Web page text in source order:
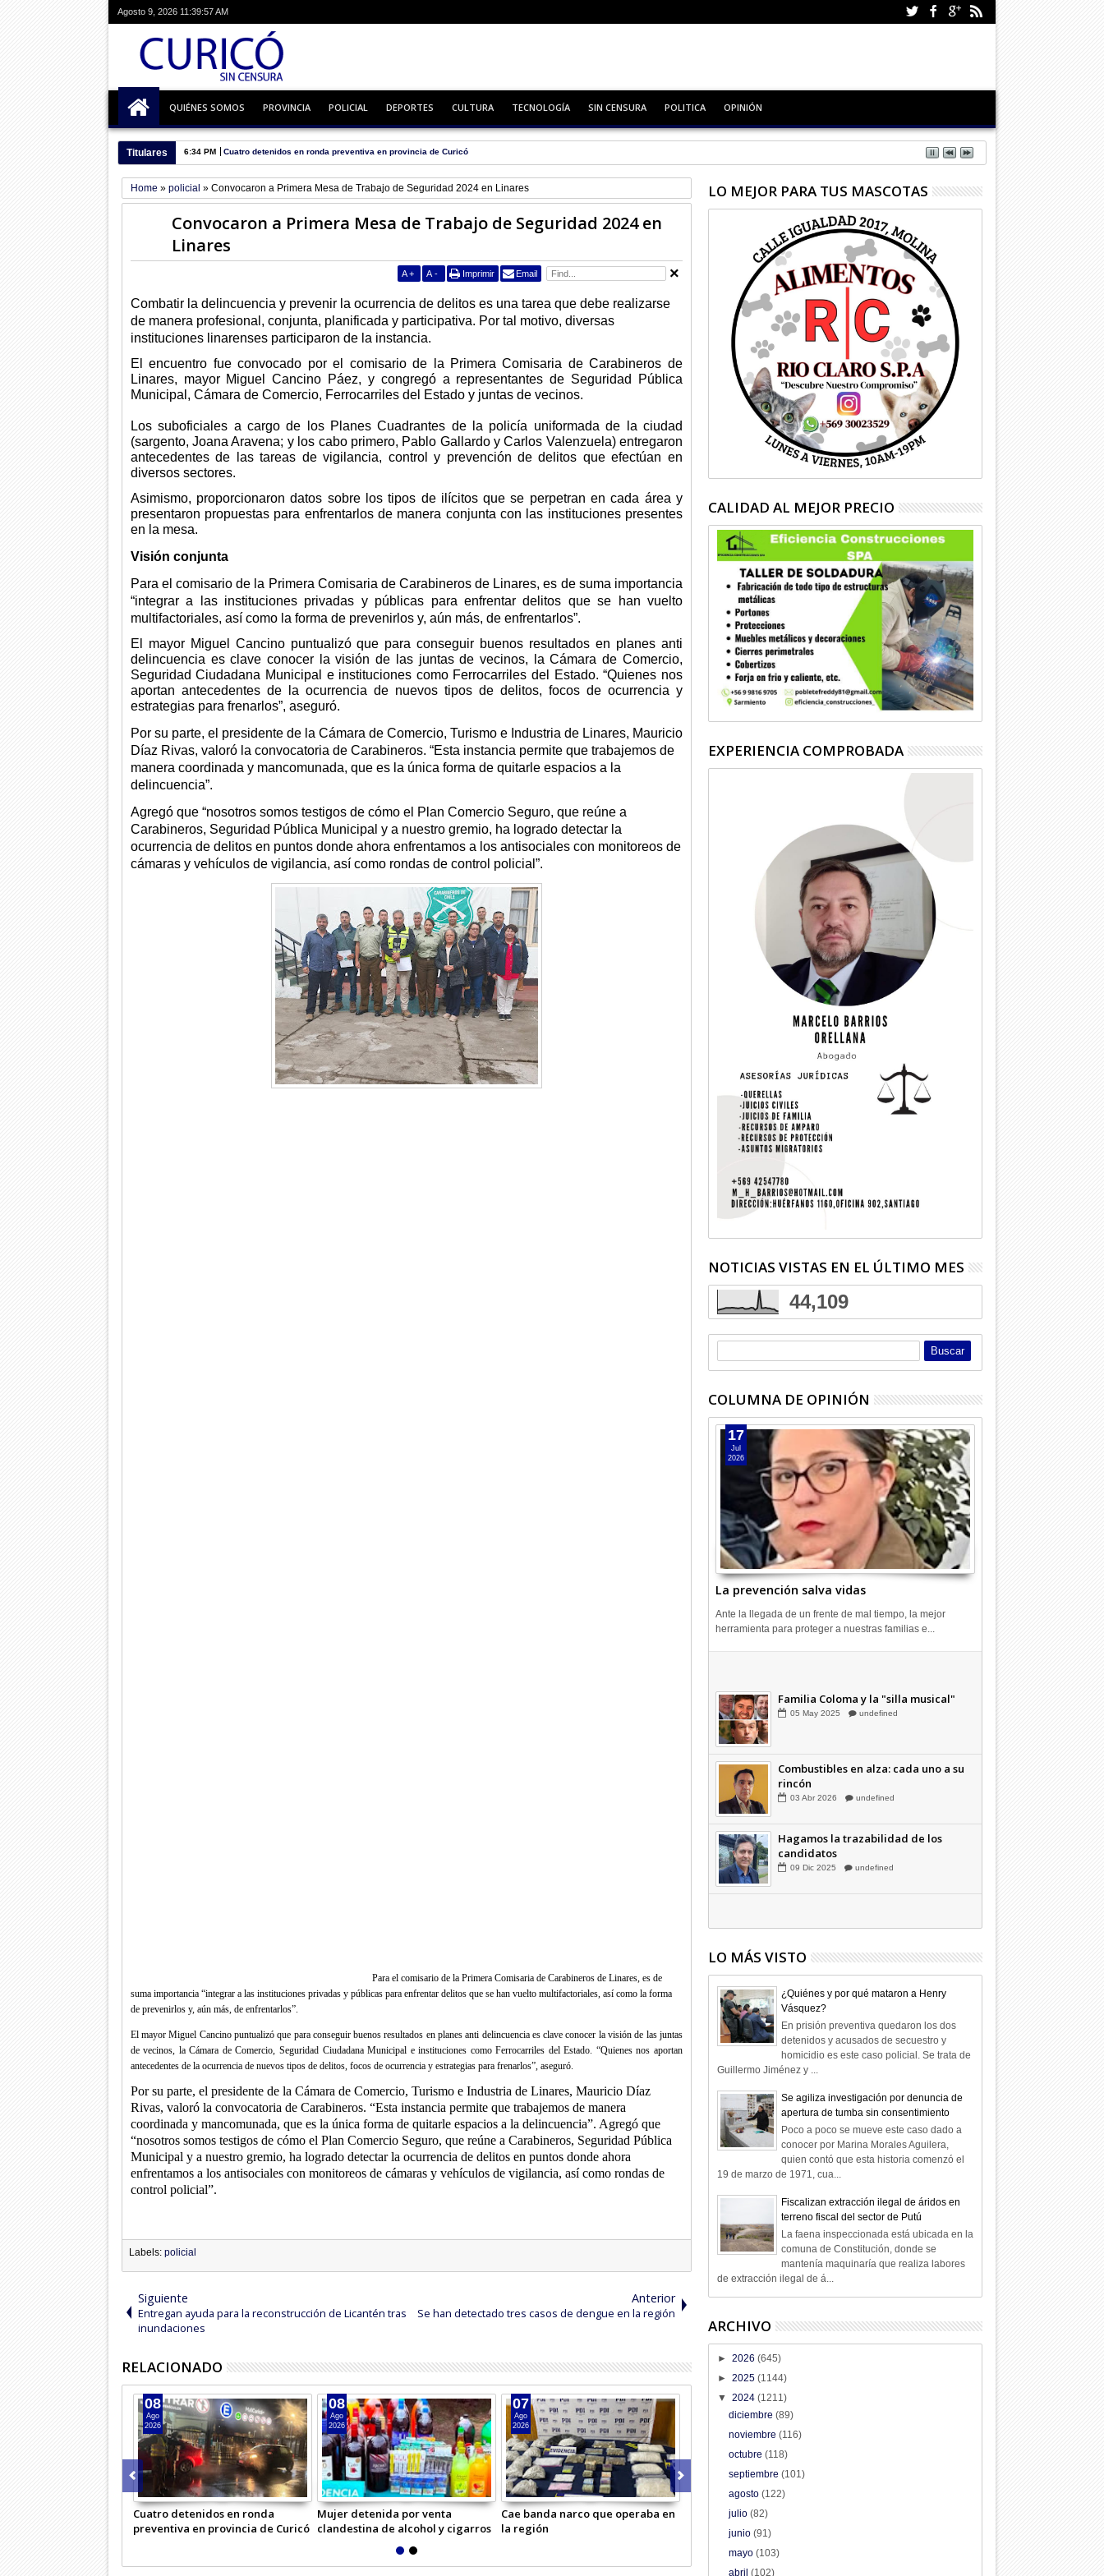
Agosto 9, 2026 11:39:58 AM
QUIÉNES SOMOS PROVINCIA POLICIAL DEPORTES CULTURA TECNOLOGÍA SIN CENSURA POLITICA OPINIÓN
Titulares 6:34 PM Cuatro detenidos en ronda preventiva en provincia de Curicó
Home » policial » Convocaron a Primera Mesa de Trabajo de Seguridad 2024 en Linares
Convocaron a Primera Mesa de Trabajo de Seguridad 2024 en
Linares
A + A - Imprimir Email
Combatir la delincuencia y prevenir la ocurrencia de delitos es una tarea que debe realizarse
de manera profesional, conjunta, planificada y participativa. Por tal motivo, diversas
instituciones linarenses participaron de la instancia.
El encuentro fue convocado por el comisario de la Primera Comisaria de Carabineros de
Linares, mayor Miguel Cancino Páez, y congregó a representantes de Seguridad Pública
Municipal, Cámara de Comercio, Ferrocarriles del Estado y juntas de vecinos.
Los suboficiales a cargo de los Planes Cuadrantes de la policía uniformada de la ciudad
(sargento, Joana Aravena; y los cabo primero, Pablo Gallardo y Carlos Valenzuela) entregaron
antecedentes de las tareas de vigilancia, control y prevención de delitos que efectúan en
diversos sectores.
Asimismo, proporcionaron datos sobre los tipos de ilícitos que se perpetran en cada área y
presentaron propuestas para enfrentarlos de manera conjunta con las instituciones presentes
en la mesa.
Visión conjunta
Para el comisario de la Primera Comisaria de Carabineros de Linares, es de suma importancia
“integrar a las instituciones privadas y públicas para enfrentar delitos que se han vuelto
multifactoriales, así como la forma de prevenirlos y, aún más, de enfrentarlos”.
El mayor Miguel Cancino puntualizó que para conseguir buenos resultados en planes anti
delincuencia es clave conocer la visión de las juntas de vecinos, la Cámara de Comercio,
Seguridad Ciudadana Municipal e instituciones como Ferrocarriles del Estado. “Quienes nos
aportan antecedentes de la ocurrencia de nuevos tipos de delitos, focos de ocurrencia y
estrategias para frenarlos”, aseguró.
Por su parte, el presidente de la Cámara de Comercio, Turismo e Industria de Linares, Mauricio
Díaz Rivas, valoró la convocatoria de Carabineros. “Esta instancia permite que trabajemos de
manera coordinada y mancomunada, que es la única forma de quitarle espacios a la
delincuencia”.
Agregó que “nosotros somos testigos de cómo el Plan Comercio Seguro, que reúne a
Carabineros, Seguridad Pública Municipal y a nuestro gremio, ha logrado detectar la
ocurrencia de delitos en puntos donde ahora enfrentamos a los antisociales con monitoreos de
cámaras y vehículos de vigilancia, así como rondas de control policial”.
Para el comisario de la Primera Comisaria de Carabineros de Linares, es de
suma importancia “integrar a las instituciones privadas y públicas para enfrentar delitos que se han vuelto multifactoriales, así como la forma
de prevenirlos y, aún más, de enfrentarlos”.
El mayor Miguel Cancino puntualizó que para conseguir buenos resultados en planes anti delincuencia es clave conocer la visión de las juntas
de vecinos, la Cámara de Comercio, Seguridad Ciudadana Municipal e instituciones como Ferrocarriles del Estado. “Quienes nos aportan
antecedentes de la ocurrencia de nuevos tipos de delitos, focos de ocurrencia y estrategias para frenarlos”, aseguró.
Por su parte, el presidente de la Cámara de Comercio, Turismo e Industria de Linares, Mauricio Díaz
Rivas, valoró la convocatoria de Carabineros. “Esta instancia permite que trabajemos de manera
coordinada y mancomunada, que es la única forma de quitarle espacios a la delincuencia”. Agregó que
“nosotros somos testigos de cómo el Plan Comercio Seguro, que reúne a Carabineros, Seguridad Pública
Municipal y a nuestro gremio, ha logrado detectar la ocurrencia de delitos en puntos donde ahora
enfrentamos a los antisociales con monitoreos de cámaras y vehículos de vigilancia, así como rondas de
control policial”.
Labels: policial
Siguiente
Entregan ayuda para la reconstrucción de Licantén tras
inundaciones
Anterior
Se han detectado tres casos de dengue en la región
RELACIONADO
Cuatro detenidos en ronda
preventiva en provincia de Curicó
08
Ago
2026
Mujer detenida por venta
clandestina de alcohol y cigarros
08
Ago
2026
Cae banda narco que operaba en
la región
07
Ago
2026
Masivo operativo preventivo de
Carabineros en Lontué
LO MEJOR PARA TUS MASCOTAS
CALIDAD AL MEJOR PRECIO
EXPERIENCIA COMPROBADA
NOTICIAS VISTAS EN EL ÚLTIMO MES
44,109
COLUMNA DE OPINIÓN
La prevención salva vidas
17
Jul
2026
Ante la llegada de un frente de mal tiempo, la mejor
herramienta para proteger a nuestras familias e...
Abr 2026 undefined
Combustibles en alza: cada uno a su
rincón
2026 undefined
Hagamos la trazabilidad de los
candidatos
LO MÁS VISTO
¿Quiénes y por qué mataron a Henry
Vásquez?
En prisión preventiva quedaron los dos
detenidos y acusados de secuestro y
homicidio es este caso policial. Se trata de
Guillermo Jiménez y ...
Se agiliza investigación por denuncia de
apertura de tumba sin consentimiento
Poco a poco se mueve este caso dado a
conocer por Marina Morales Aguilera,
quien contó que esta historia comenzó el
19 de marzo de 1971, cua...
Fiscalizan extracción ilegal de áridos en
terreno fiscal del sector de Putú
La faena inspeccionada está ubicada en la
comuna de Constitución, donde se
mantenía maquinaría que realiza labores
de extracción ilegal de á...
ARCHIVO
► 2026 (645)
► 2025 (1144)
▼ 2024 (1211)
diciembre(89)
noviembre(116)
octubre(118)
septiembre(101)
agosto(122)
julio(82)
junio(91)
mayo(103)
abril(102)